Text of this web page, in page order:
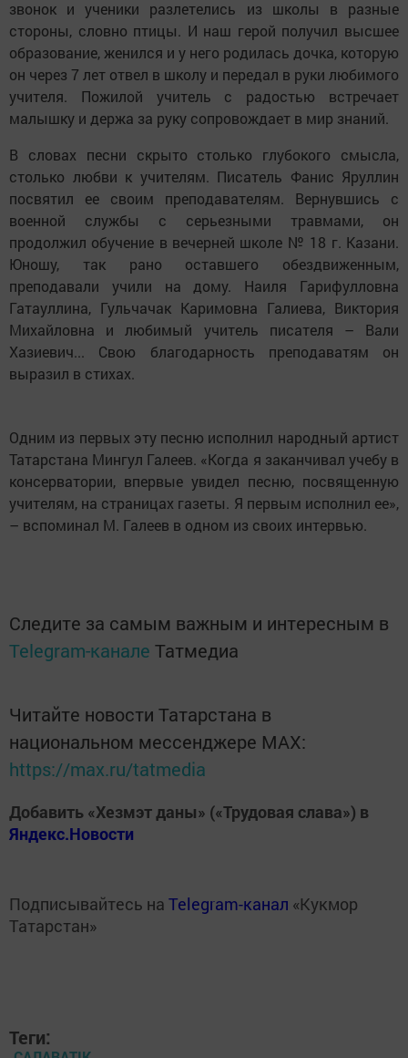
звонок и ученики разлетелись из школы в разные
стороны, словно птицы. И наш герой получил высшее
образование, женился и у него родилась дочка, которую
он через 7 лет отвел в школу и передал в руки любимого
учителя. Пожилой учитель с радостью встречает
малышку и держа за руку сопровождает в мир знаний.
В словах песни скрыто столько глубокого смысла,
столько любви к учителям. Писатель Фанис Яруллин
посвятил ее своим преподавателям. Вернувшись с
военной службы с серьезными травмами, он
продолжил обучение в вечерней школе № 18 г. Казани.
Юношу, так рано оставшего обездвиженным,
преподавали учили на дому. Наиля Гарифулловна
Гатауллина, Гульчачак Каримовна Галиева, Виктория
Михайловна и любимый учитель писателя – Вали
Хазиевич... Свою благодарность преподаватям он
выразил в стихах.
Одним из первых эту песню исполнил народный артист
Татарстана Мингул Галеев. «Когда я заканчивал учебу в
консерватории, впервые увидел песню, посвященную
учителям, на страницах газеты. Я первым исполнил ее»,
– вспоминал М. Галеев в одном из своих интервью.
Следите за самым важным и интересным в
Telegram-канале Татмедиа
Читайте новости Татарстана в
национальном мессенджере MАХ:
https://max.ru/tatmedia
Добавить «Хезмэт даны» («Трудовая слава») в
Яндекс.Новости
Подписывайтесь на Telegram-канал «Кукмор
Татарстан»
Теги: